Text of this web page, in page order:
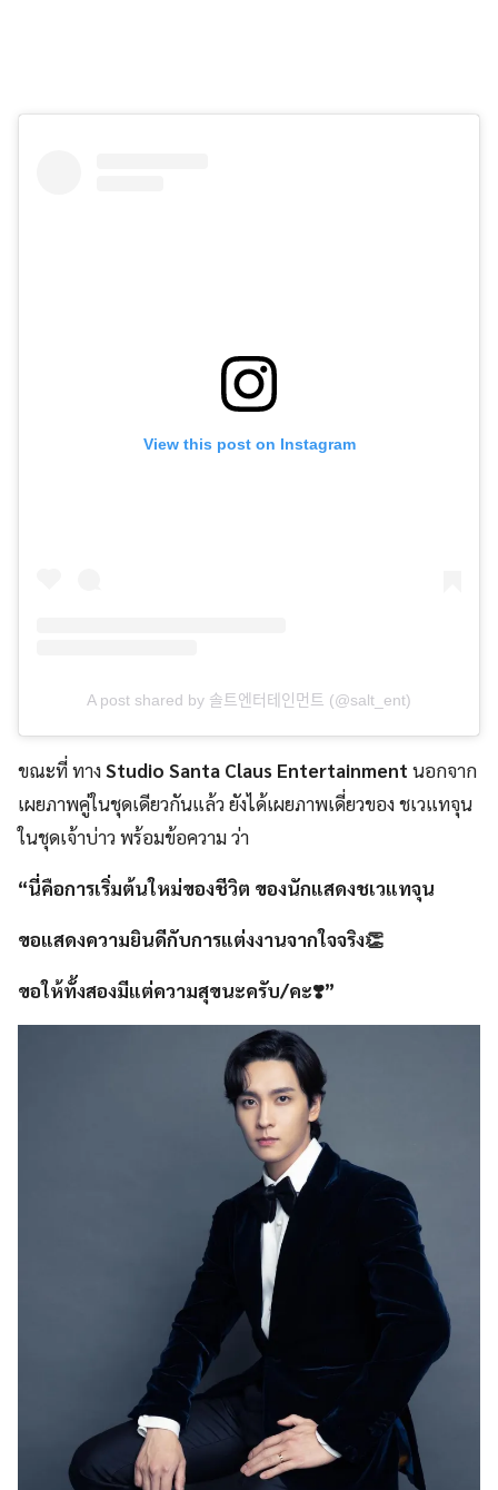
View this post on Instagram
A post shared by 솔트엔터테인먼트 (@salt_ent)
ขณะที่ ทางStudio Santa Claus Entertainment นอกจาก
เผยภาพคู่ในชุดเดียวกันแล้ว ยังได้เผยภาพเดี่ยวของ ชเวแทจุน
ในชุดเจ้าบ่าว พร้อมข้อความ ว่า
“นี่คือการเริ่มต้นใหม่ของชีวิต ของนักแสดงชเวแทจุน
ขอแสดงความยินดีกับการแต่งงานจากใจจริง👏
ขอให้ทั้งสองมีแต่ความสุขนะครับ/คะ❣️”